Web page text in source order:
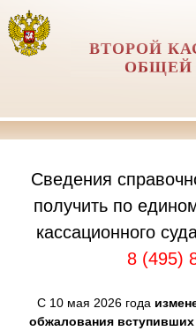
ВТОРОЙ
ОБЩЕЙ
Сведения
получить по
кассационного
8 (495)
С 10 мая 2026 года
обжалования